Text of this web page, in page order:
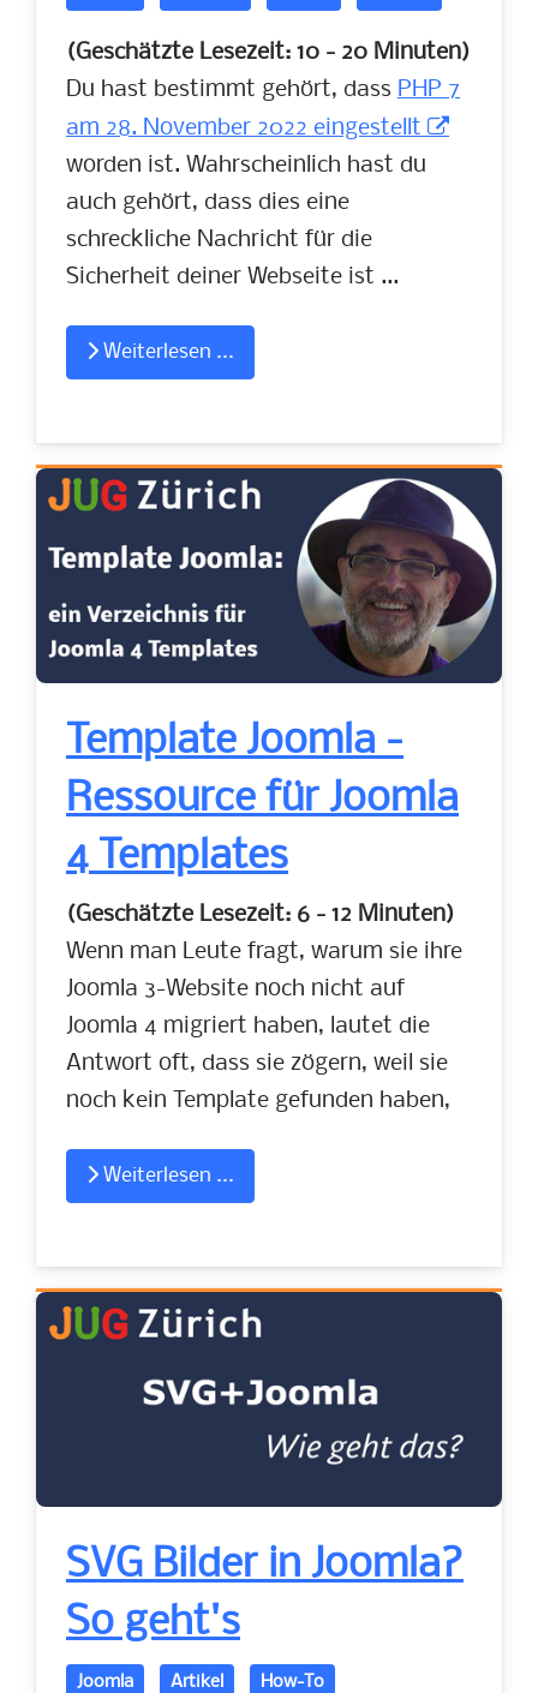
(Geschätzte Lesezeit: 10 - 20 Minuten)
Du hast bestimmt gehört, dass PHP 7
am 28. November 2022 eingestellt
worden ist. Wahrscheinlich hast du
auch gehört, dass dies eine
schreckliche Nachricht für die
Sicherheit deiner Webseite ist ...
Weiterlesen ...
Template Joomla -
Ressource für Joomla
4 Templates
(Geschätzte Lesezeit: 6 - 12 Minuten)
Wenn man Leute fragt, warum sie ihre
Joomla 3-Website noch nicht auf
Joomla 4 migriert haben, lautet die
Antwort oft, dass sie zögern, weil sie
noch kein Template gefunden haben,
Weiterlesen ...
SVG Bilder in Joomla?
So geht's
Joomla Artikel How-To